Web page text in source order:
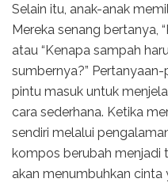
Selain itu, anak-anak
Mereka senang bertanya,
atau “Kenapa sampah
sumbernya?”
pintu masuk untuk
cara sederhana. Ketika
sendiri melalui
kompos berubah menjadi
akan menumbuhkan cinta